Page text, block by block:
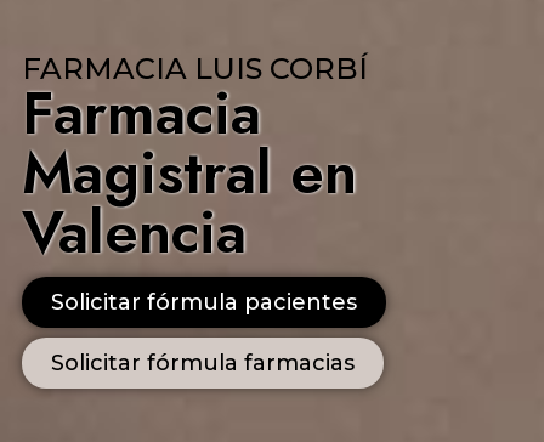
FARMACIA LUIS CORBÍ
Farmacia
Magistral en
Valencia
Solicitar fórmula pacientes
Solicitar fórmula farmacias